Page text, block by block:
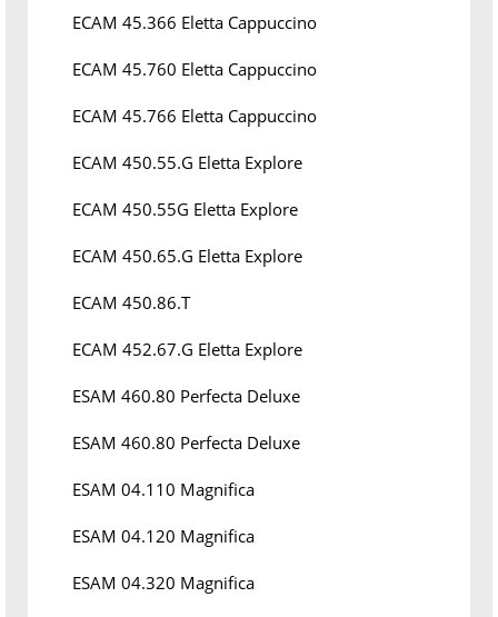
ECAM 45.366 Eletta Cappuccino
ECAM 45.760 Eletta Cappuccino
ECAM 45.766 Eletta Cappuccino
ECAM 450.55.G Eletta Explore
ECAM 450.55G Eletta Explore
ECAM 450.65.G Eletta Explore
ECAM 450.86.T
ECAM 452.67.G Eletta Explore
ESAM 460.80 Perfecta Deluxe
ESAM 460.80 Perfecta Deluxe
ESAM 04.110 Magnifica
ESAM 04.120 Magnifica
ESAM 04.320 Magnifica